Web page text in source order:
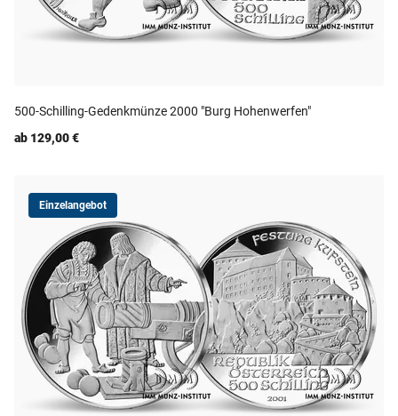
500-Schilling-Gedenkmünze 2000 "Burg Hohenwerfen"
ab 129,00 €
Einzelangebot